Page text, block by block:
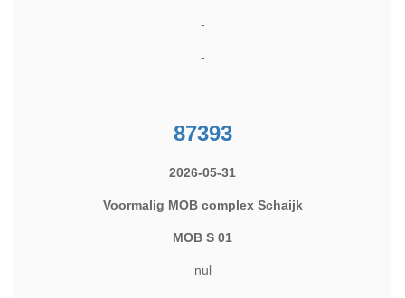
-
-
87393
2026-05-31
Voormalig MOB complex Schaijk
MOB S 01
nul